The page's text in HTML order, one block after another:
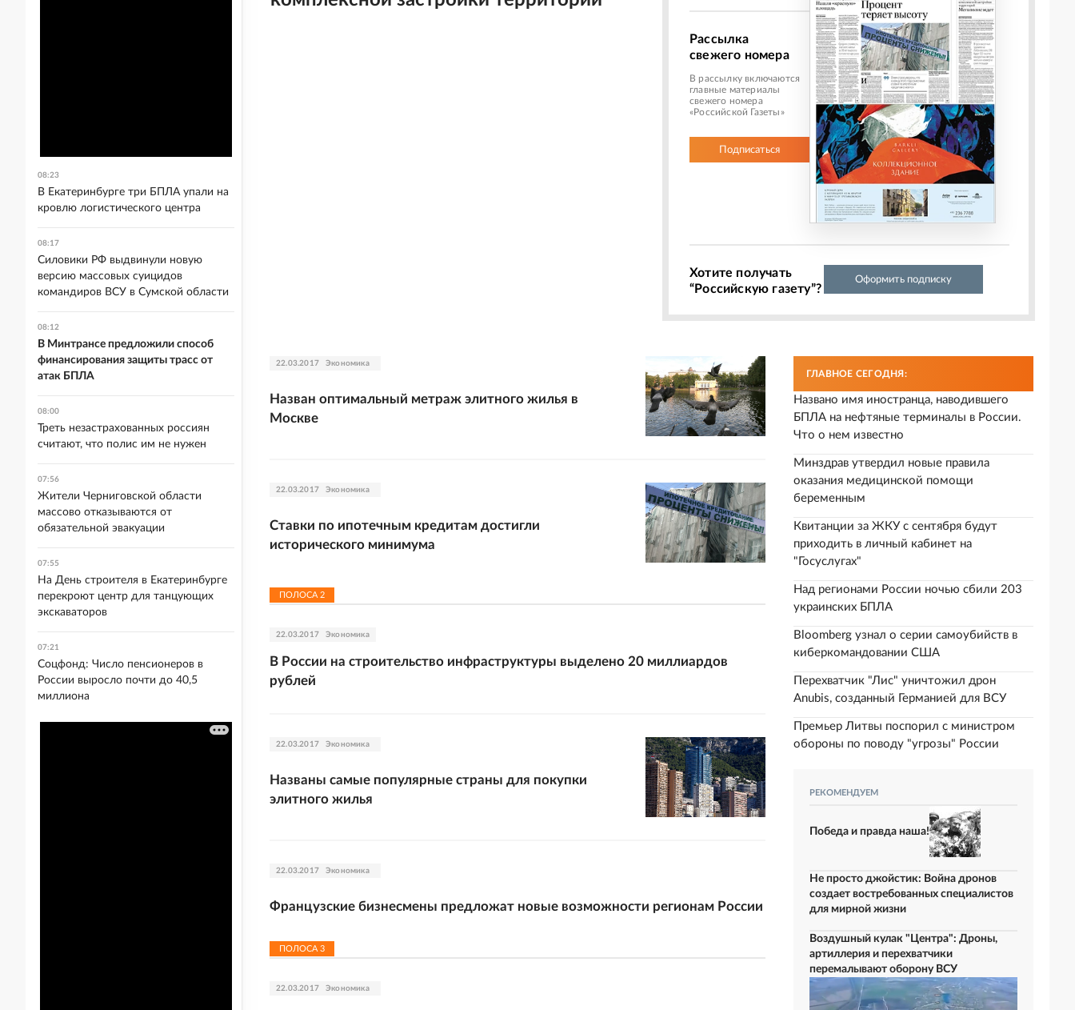
Рассылка
свежего номера
В рассылку включаются
главные материалы
свежего номера
«Российской Газеты»
Подписаться
Хотите получать
“Российскую газету”?
Оформить подписку
22.03.2017 Экономика
Назван оптимальный метраж элитного жилья в
Москве
22.03.2017 Экономика
Ставки по ипотечным кредитам достигли
исторического минимума
ПОЛОСА 2
22.03.2017 Экономика
В России на строительство инфраструктуры выделено 20 миллиардов
рублей
22.03.2017 Экономика
Названы самые популярные страны для покупки
элитного жилья
22.03.2017 Экономика
Французские бизнесмены предложат новые возможности регионам России
ПОЛОСА 3
22.03.2017 Экономика
ГЛАВНОЕ СЕГОДНЯ:
Названо имя иностранца, наводившего
БПЛА на нефтяные терминалы в России.
Что о нем известно
Минздрав утвердил новые правила
оказания медицинской помощи
беременным
Квитанции за ЖКУ с сентября будут
приходить в личный кабинет на
"Госуслугах"
Над регионами России ночью сбили 203
украинских БПЛА
Bloomberg узнал о серии самоубийств в
киберкомандовании США
Перехватчик "Лис" уничтожил дрон
Anubis, созданный Германией для ВСУ
Премьер Литвы поспорил с министром
обороны по поводу "угрозы" России
РЕКОМЕНДУЕМ
Победа и правда наша!
Не просто джойстик: Война дронов
создает востребованных специалистов
для мирной жизни
Воздушный кулак "Центра": Дроны,
артиллерия и перехватчики
перемалывают оборону ВСУ
08:23
В Екатеринбурге три БПЛА упали на
кровлю логистического центра
08:17
Силовики РФ выдвинули новую
версию массовых суицидов
командиров ВСУ в Сумской области
08:12
В Минтрансе предложили способ
финансирования защиты трасс от
атак БПЛА
08:00
Треть незастрахованных россиян
считают, что полис им не нужен
07:56
Жители Черниговской области
массово отказываются от
обязательной эвакуации
07:55
На День строителя в Екатеринбурге
перекроют центр для танцующих
экскаваторов
07:21
Соцфонд: Число пенсионеров в
России выросло почти до 40,5
миллиона